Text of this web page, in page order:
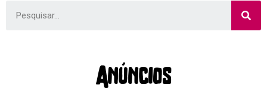
Anúncios